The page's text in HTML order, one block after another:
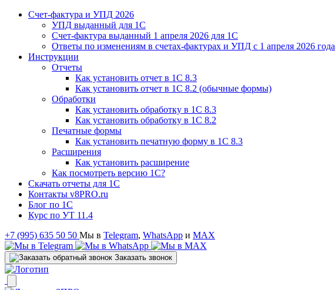
Счет-фактура и УПД 2026
УПД выданный для 1C
Счет-фактура выданный 1 апреля 2026 для 1C
Ответы по изменениям в счетах-фактурах и УПД с 1 апреля 2026 года
Инструкции
Отчеты
Как установить отчет в 1С 8.3
Как установить отчет в 1С 8.2 (обычные формы)
Обработки
Как установить обработку в 1С 8.3
Как установить обработку в 1С 8.2
Печатные формы
Как установить печатную форму в 1С 8.3
Расширения
Как установить расширение
Как посмотреть версию 1С?
Скачать отчеты для 1С
Контакты v8PRO.ru
Блог по 1С
Курс по УТ 11.4
+7 (995) 635 50 50 Мы в Telegram, WhatsApp и MAX
Заказать звонок